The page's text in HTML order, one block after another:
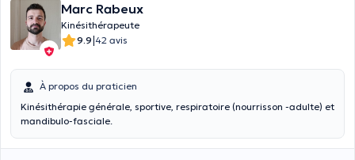
Marc Rabeux
Kinésithérapeute
9.9|42 avis
À propos du praticien
Kinésithérapie générale, sportive, respiratoire (nourrisson -adulte) et
mandibulo-fasciale.